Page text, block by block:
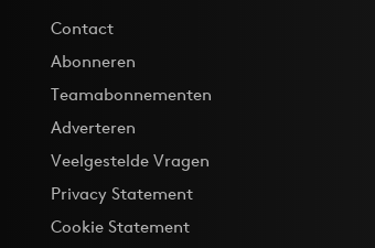
Contact
Abonneren
Teamabonnementen
Adverteren
Veelgestelde Vragen
Privacy Statement
Cookie Statement